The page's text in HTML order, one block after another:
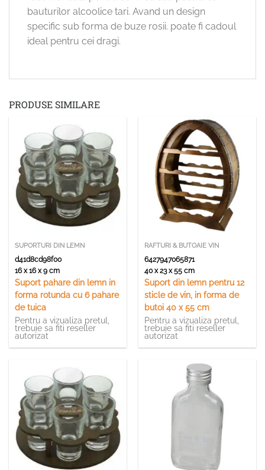
bauturilor alcoolice tari. Avand un design
specific sub forma de buze rosii. poate fi cadoul
ideal pentru cei dragi.
PRODUSE SIMILARE
SUPORTURI DIN LEMN
d41d8cd98f00
16 x 16 x 9 cm
Suport pahare din lemn in
forma rotunda cu 6 pahare
de tuica
Pentru a vizualiza pretul,
trebuie sa fiti reseller
autorizat
RAFTURI & BUTOAIE VIN
6427947065871
40 x 23 x 55 cm
Suport din lemn pentru 12
sticle de vin, in forma de
butoi 40 x 55 cm
Pentru a vizualiza pretul,
trebuie sa fiti reseller
autorizat